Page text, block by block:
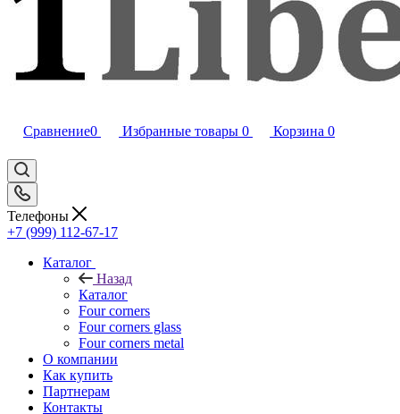
Сравнение0 Избранные товары 0 Корзина 0
Телефоны
+7 (999) 112-67-17
Каталог
Назад
Каталог
Four corners
Four corners glass
Four corners metal
О компании
Как купить
Партнерам
Контакты